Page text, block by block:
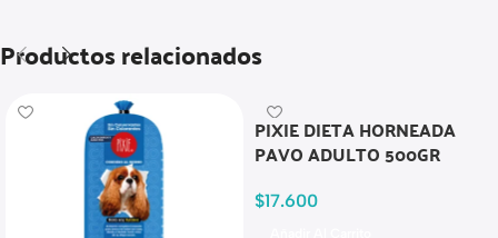
Productos relacionados
PIXIE DIETA HORNEADA
PAVO ADULTO 500GR
$17.600